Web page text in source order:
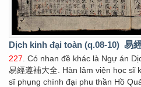
Dịch kinh đại toàn (q.08-10) 易
227 . Có nhan đề khác là Ngự án
易經遵補大全. Hàn lâm viện học sĩ
sĩ phụng chính đại phu thần Hồ